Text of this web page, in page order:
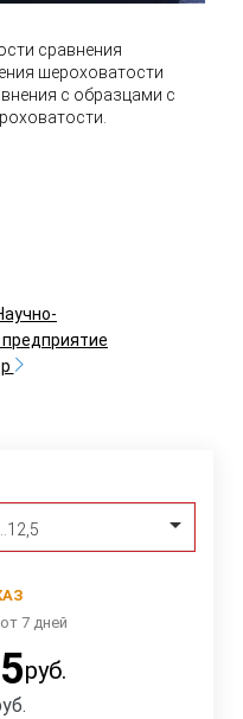
сравнения
шероховатости
с образцами с
7 дней
руб.